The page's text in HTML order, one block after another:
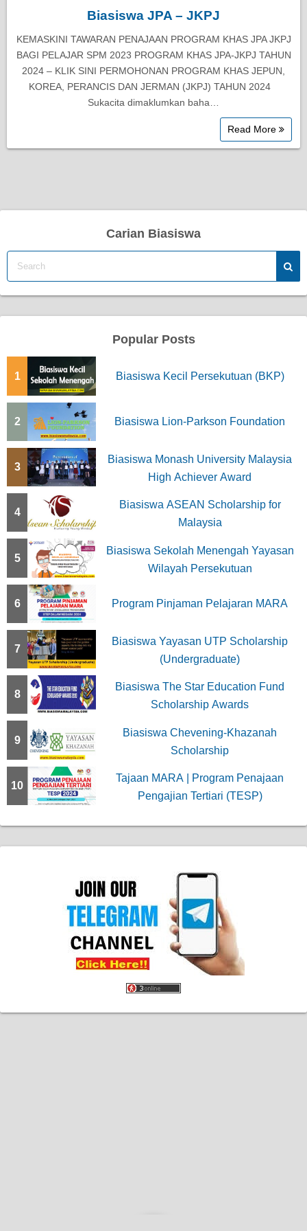
Biasiswa JPA – JKPJ
KEMASKINI TAWARAN PENAJAAN PROGRAM KHAS JPA JKPJ
BAGI PELAJAR SPM 2023 PROGRAM KHAS JPA-JKPJ TAHUN
2024 – KLIK SINI PERMOHONAN PROGRAM KHAS JEPUN,
KOREA, PERANCIS DAN JERMAN (JKPJ) TAHUN 2024
Sukacita dimaklumkan baha…
Read More
Carian Biasiswa
Popular Posts
1 Biasiswa Kecil Persekutuan (BKP)
2 Biasiswa Lion-Parkson Foundation
3
Biasiswa Monash University Malaysia
High Achiever Award
4
Biasiswa ASEAN Scholarship for
Malaysia
5
Biasiswa Sekolah Menengah Yayasan
Wilayah Persekutuan
6 Program Pinjaman Pelajaran MARA
7
Biasiswa Yayasan UTP Scholarship
(Undergraduate)
8
Biasiswa The Star Education Fund
Scholarship Awards
9
Biasiswa Chevening-Khazanah
Scholarship
10
Tajaan MARA | Program Penajaan
Pengajian Tertiari (TESP)